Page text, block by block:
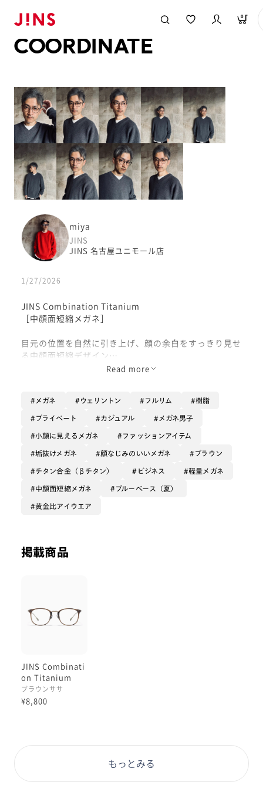
0
COORDINATE
miya
JINS
JINS 名古屋ユニモール店
1/27/2026
JINS Combination Titanium
［中顔面短縮メガネ］
目元の位置を自然に引き上げ、顔の余白をすっきり見せ
る中顔面短縮デザイン
太すぎず細すぎず程よいボリューム感のフロントと、上
軽やかな掛け心地で、長時間でもストレスフリー
「清潔感出したい」「バランスよく見せたい」
そんな方におすすめのちょうどいい
美バランスメガネです
Read more
メガネ ウェリントン フルリム 樹脂
プライベート カジュアル メガネ男子
小顔に見えるメガネ ファッションアイテム
垢抜けメガネ 顔なじみのいいメガネ ブラウン
チタン合金（βチタン） ビジネス 軽量メガネ
中顔面短縮メガネ ブルーベース（夏）
黄金比アイウエア
掲載商品
JINS Combinati
on Titanium
［中顔面短縮メガ
ネ］
ブラウンササ
¥8,800
もっとみる